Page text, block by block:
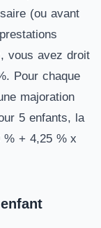
(ou avant
vous avez droit
Pour chaque
majoration
5 enfants, la
% + 4,25 % x